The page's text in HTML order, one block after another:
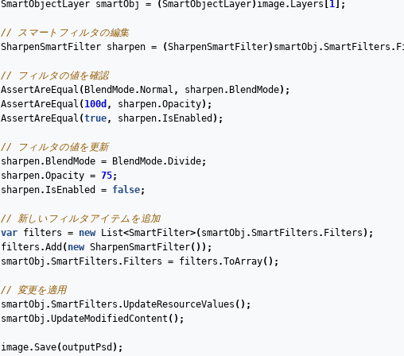
SmartObjectLayer
smartObj = (SmartObjectLayer) image. Layers 1];
// スマートフィルタの編集
SharpenSmartFilter
sharpen = (SharpenSmartFilter) smartObj .SmartFilters .
// フィルタの値を確認
AssertAreEqual ( BlendMode. Normal , sharpen. BlendMode);
AssertAreEqual ( 100d , sharpen.Opacity);
AssertAreEqual (true, sharpen. IsEnabled );
// フィルタの値を更新
sharpen. BlendMode = BlendMode. Divide;
sharpen.Opacity = 75;
sharpen. IsEnabled = false;
// 新しいフィルタアイテムを追加
var
filters = new List<SmartFilter>( smartObj .SmartFilters . Filters );
filters .Add ( new SharpenSmartFilter());
smartObj .SmartFilters . Filters = filters .ToArray();
// 変更を適用
smartObj .SmartFilters .UpdateResourceValues ();
smartObj .UpdateModifiedContent ();
image.Save(outputPsd );